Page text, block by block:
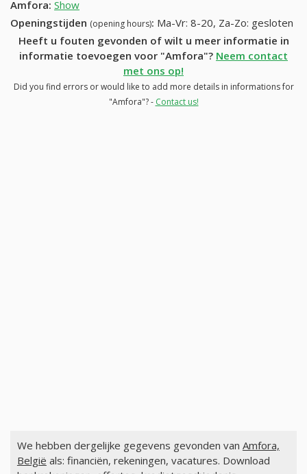
Amfora: Show
Openingstijden (opening hours): Ma-Vr: 8-20, Za-Zo: gesloten
Heeft u fouten gevonden of wilt u meer informatie in
informatie toevoegen voor "Amfora"? Neem contact
met ons op!
Did you find errors or would like to add more details in informations for
"Amfora"? - Contact us!
We hebben dergelijke gegevens gevonden van Amfora,
België als: financiën, rekeningen, vacatures. Download